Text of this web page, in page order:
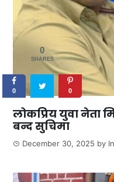
लोकप्रिय युवा नेता
बन्द सुचिमा
December 30, 2025 by
0
SHARES
0 0